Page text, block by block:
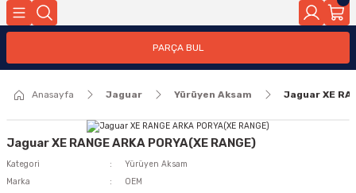
PARÇA BUL
Anasayfa Jaguar Yürüyen Aksam Jaguar XE
Jaguar XE RANGE ARKA PORYA(XE RANGE)
Kategori
Yürüyen Aksam
Marka
OEM